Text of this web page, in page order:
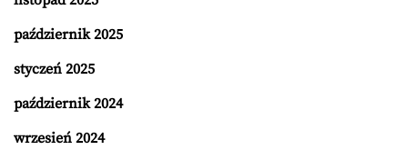
październik 2025
styczeń 2025
październik 2024
wrzesień 2024